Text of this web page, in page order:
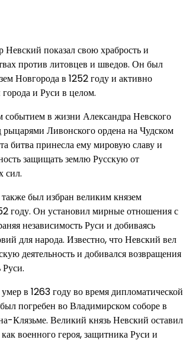
показал свою храбрость и
против литовцев и шведов. Он был
Новгорода в 1252 году и активно
и Руси в целом.
событием в жизни Александра Невского
рыцарями Ливонского ордена на Чудском
битва принесла ему мировую славу и
защищать землю Русскую от
сил.
был избран великим князем
году. Он установил мирные отношения с
независимость Руси и добиваясь
для народа. Известно, что Невский вел
деятельность и добивался возвращения
Руси.
в 1263 году во время дипломатической
погребен во Владимирском соборе в
Клязьме. Великий князь Невский оставил
военного героя, защитника Руси и